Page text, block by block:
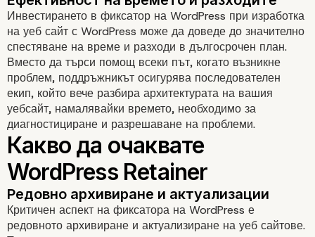
Предимствата на
WordPress Retainers
Проактивно разрешаване на
Инвестирането в фиксатор на WordPress при изработка
на уеб сайт с WordPress може да доведе до значително
спестяване на време и разходи в дългосрочен план.
Вместо да търси помощ всеки път, когато възникне
проблем, поддръжникът осигурява последователен
екип, който вече разбира архитектурата на вашия
уебсайт, намалявайки времето, необходимо за
диагностициране и разрешаване на проблеми.
Критичен аспект на фиксатора на WordPress е
редовното архивиране и актуализиране на уеб сайтове.